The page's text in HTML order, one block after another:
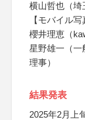
横山哲也（埼
【モバイル写
櫻井理恵（
星野雄一（一
理事）
結果発表
2025年2月上